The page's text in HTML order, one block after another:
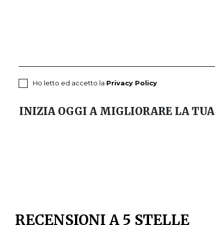
Ho letto ed accetto la Privacy Policy
INIZIA OGGI A MIGLIORARE LA
RECENSIONI A 5 STELLE